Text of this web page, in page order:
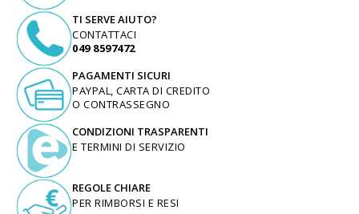
TI SERVE AIUTO?
CONTATTACI
049 8597472
PAGAMENTI SICURI
PAYPAL, CARTA DI CREDITO
O CONTRASSEGNO
CONDIZIONI TRASPARENTI
E TERMINI DI SERVIZIO
REGOLE CHIARE
PER RIMBORSI E RESI